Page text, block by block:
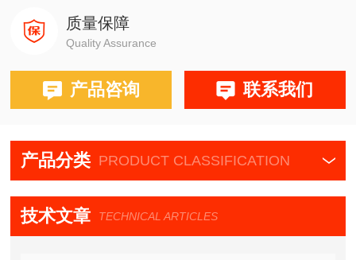
瓦里安3800系列
布鲁克PE580,590,680,690
质量保障
Quality Assurance
产品咨询 联系我们
产品分类 PRODUCT CLASSIFICATION
技术文章 TECHNICAL ARTICLES